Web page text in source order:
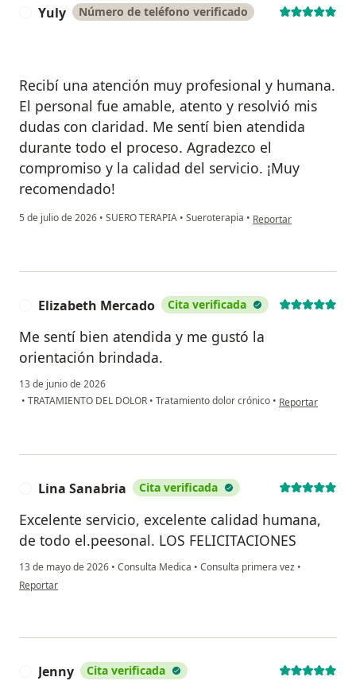
Yuly Número de teléfono verificado
Recibí una atención muy profesional y humana.
El personal fue amable, atento y resolvió mis
dudas con claridad. Me sentí bien atendida
durante todo el proceso. Agradezco el
compromiso y la calidad del servicio. ¡Muy
recomendado!
5 de julio de 2026 • SUERO TERAPIA • Sueroterapia • en opinión del usuario
Reportar
Elizabeth Mercado Cita verificada
Me sentí bien atendida y me gustó la
orientación brindada.
13 de junio de 2026
• TRATAMIENTO DEL DOLOR • Tratamiento dolor crónico • en opinión del
Reportar
Lina Sanabria Cita verificada
Excelente servicio, excelente calidad humana,
de todo el.peesonal. LOS FELICITACIONES
13 de mayo de 2026 • Consulta Medica • Consulta primera vez •
en opinión del usuario Lina Sanabria
Reportar
Jenny Cita verificada